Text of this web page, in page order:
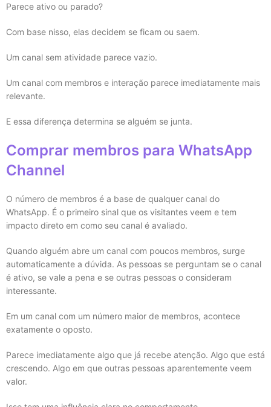
Parece ativo ou parado?
Com base nisso, elas decidem se ficam ou saem.
Um canal sem atividade parece vazio.
Um canal com membros e interação parece imediatamente mais
relevante.
E essa diferença determina se alguém se junta.
Comprar membros para WhatsApp
Channel
O número de membros é a base de qualquer canal do
WhatsApp. É o primeiro sinal que os visitantes veem e tem
impacto direto em como seu canal é avaliado.
Quando alguém abre um canal com poucos membros, surge
automaticamente a dúvida. As pessoas se perguntam se o canal
é ativo, se vale a pena e se outras pessoas o consideram
interessante.
Em um canal com um número maior de membros, acontece
exatamente o oposto.
Parece imediatamente algo que já recebe atenção. Algo que está
crescendo. Algo em que outras pessoas aparentemente veem
valor.